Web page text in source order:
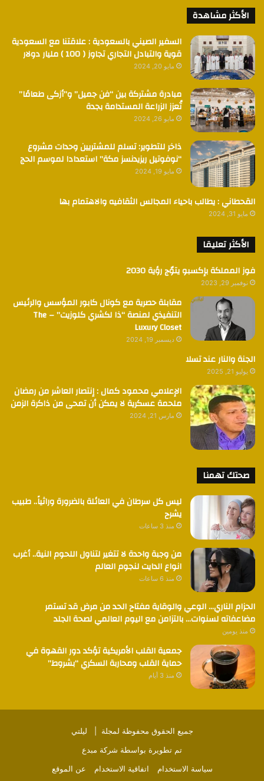
الأكثر مشاهدة
السفير الصيني بالسعودية : علاقتنا مع السعودية
قوية والتبادل التجاري تجاوز ( 100 ) مليار دولار
مايو 20, 2024
مبادرة مشتركة بين “فن جميل” و”أزكى طعامًا”
تُعزز الزراعة المستدامة بجدة
مايو 26, 2024
ذاخر للتطوير: تسلم للمشتريين وحدات مشروع
“نوفوتيل ريزيدنسز مكة” استعدادا لموسم الحج
مايو 19, 2024
القحطاني : يطالب باحياء المجالس الثقافيه والاهتمام بها
مايو 31, 2024
الأكثر تعليقا
فوز المملكة بإكسبو يتوٌج رؤية 2030
نوفمبر 29, 2023
مقابلة حصرية مع كونال كابور المؤسس والرئيس
التنفيذي لمنصة “ذا لكشري كلوزيت” – The
Luxury Closet
ديسمبر 19, 2024
الجنة والنار عند تسلا
يوليو 21, 2025
الإعلامي محمود كمال : إنتصار العاشر من رمضان
ملحمة عسكرية لا يمكن أن تمحى من ذاكرة الزمن
مارس 21, 2024
صحتك تهمنا
ليس كل سرطان في العائلة بالضرورة وراثياً.. طبيب
يشرح
منذ 3 ساعات
من وجبة واحدة لا تتغير لتناول اللحوم النية.. أغرب
انواع الدايت لنجوم العالم
منذ 6 ساعات
الحزام الناري… الوعي والوقاية مفتاح الحد من مرض قد تستمر
مضاعفاته لسنوات… بالتزامن مع اليوم العالمي لصحة الجلد
منذ يومين
جمعية القلب الأمريكية تؤكد دور القهوة في
حماية القلب ومحاربة السكري “بشروط”
منذ 3 أيام
جميع الحقوق محفوظة لمجلة | ليلتي
تم تطويرة بواسطة شركة مبدع
سياسة الاستخدام
اتفاقية الاستخدام عن الموقع